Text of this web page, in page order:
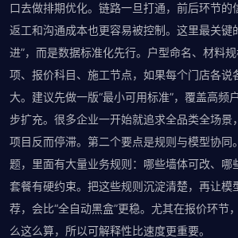
口去做排期优化。链路一旦打通，前后环节的
返工和沟通成本也更容易被控制。这里最关键
进”，而是数据标准化先行。户型命名、材料规
项、报价科目、施工节点，如果每个门店各说
大。建议先做一版“最小可用标准”，覆盖高频
步扩充。很多企业一开始就追求全品类全场景
项目反而停滞。第二个要点是规则与模型协同
题，里面有大量业务规则：哪些墙体可改、哪
套餐有硬约束。把这些规则沉淀清楚，再让模
荐，会比“全自动黑盒”更稳。尤其在报价环节
么这么算，所以可解释性比速度更重要。